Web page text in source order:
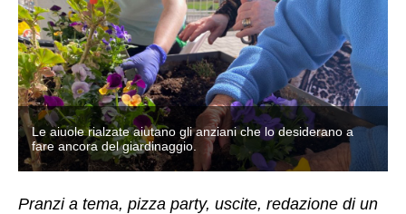
Le aiuole rialzate aiutano gli anziani che lo desiderano a
fare ancora del giardinaggio.
Pranzi a tema, pizza party, uscite, redazione di un